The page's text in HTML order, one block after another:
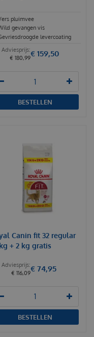
pluimvee
gevangen vis
levercoating
€ 180,99€ 159,50
BESTELLEN
Canin fit 32 regular
+ 2 kg gratis
€ 116,09€ 74,95
BESTELLEN